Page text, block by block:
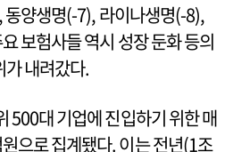
동양생명(-7), 라이나생명(-8),
보험사들 역시 성장 둔화 등의
가 내려갔다.
500대 기업에 진입하기 위한 매
으로 집계됐다. 이는 전년(1조